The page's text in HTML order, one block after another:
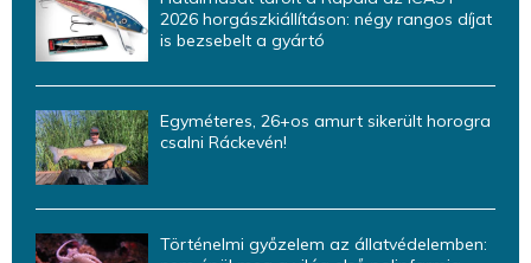
2026 horgászkiállításon: négy rangos díjat
is bezsebelt a gyártó
Egyméteres, 26+os amurt sikerült horogra
csalni Ráckevén!
Történelmi győzelem az állatvédelemben: